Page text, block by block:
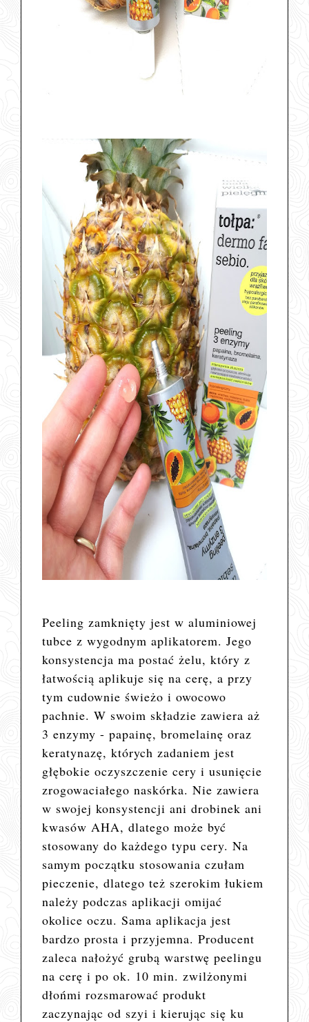
Peeling zamknięty jest w aluminiowej
tubce z wygodnym aplikatorem. Jego
konsystencja ma postać żelu, który z
łatwością aplikuje się na cerę, a przy
tym cudownie świeżo i owocowo
pachnie. W swoim składzie zawiera aż
3 enzymy - papainę, bromelainę oraz
keratynazę, których zadaniem jest
głębokie oczyszczenie cery i usunięcie
zrogowaciałego naskórka. Nie zawiera
w swojej konsystencji ani drobinek ani
kwasów AHA, dlatego może być
stosowany do każdego typu cery. Na
samym początku stosowania czułam
pieczenie, dlatego też szerokim łukiem
należy podczas aplikacji omijać
okolice oczu. Sama aplikacja jest
bardzo prosta i przyjemna. Producent
zaleca nałożyć grubą warstwę peelingu
na cerę i po ok. 10 min. zwilżonymi
dłońmi rozsmarować produkt
zaczynając od szyi i kierując się ku